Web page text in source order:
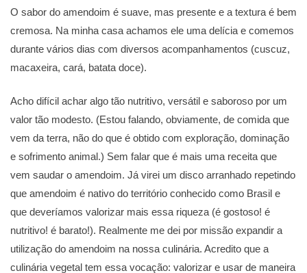
O sabor do amendoim é suave, mas presente e a textura é bem
cremosa. Na minha casa achamos ele uma delícia e comemos
durante vários dias com diversos acompanhamentos (cuscuz,
macaxeira, cará, batata doce).
Acho difícil achar algo tão nutritivo, versátil e saboroso por um
valor tão modesto. (Estou falando, obviamente, de comida que
vem da terra, não do que é obtido com exploração, dominação
e sofrimento animal.) Sem falar que é mais uma receita que
vem saudar o amendoim. Já virei um disco arranhado repetindo
que amendoim é nativo do território conhecido como Brasil e
que deveríamos valorizar mais essa riqueza (é gostoso! é
nutritivo! é barato!). Realmente me dei por missão expandir a
utilização do amendoim na nossa culinária. Acredito que a
culinária vegetal tem essa vocação: valorizar e usar de maneira